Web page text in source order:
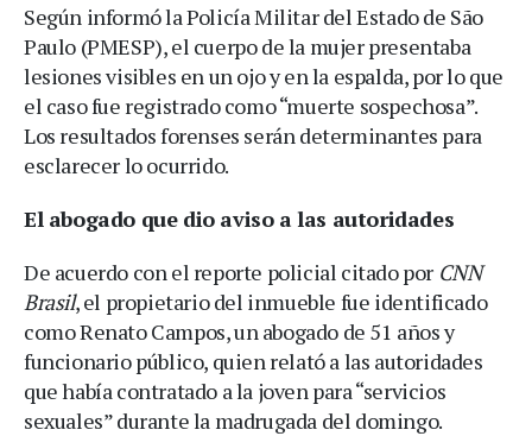
Según informó la Policía Militar del Estado de São
Paulo (PMESP), el cuerpo de la mujer presentaba
lesiones visibles en un ojo y en la espalda, por lo que
el caso fue registrado como “muerte sospechosa”.
Los resultados forenses serán determinantes para
esclarecer lo ocurrido.
El abogado que dio aviso a las autoridades
De acuerdo con el reporte policial citado por CNN
Brasil, el propietario del inmueble fue identificado
como Renato Campos, un abogado de 51 años y
funcionario público, quien relató a las autoridades
que había contratado a la joven para “servicios
sexuales” durante la madrugada del domingo.